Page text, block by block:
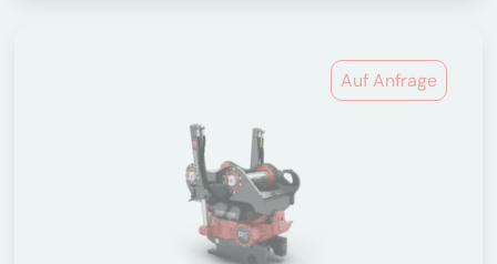
Auf Anfrage